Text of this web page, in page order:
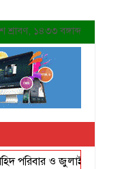
১৪৩৩ বঙ্গাব্দ
ও জুলাই যোদ্ধাদের সংবর্ধনা